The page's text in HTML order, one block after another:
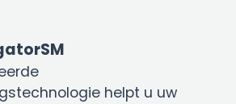
helpt u uw